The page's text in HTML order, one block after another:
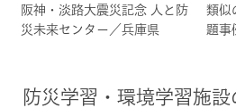
阪神・淡路大震災記念 人と防
災未来センター／兵庫県
類似
題事
防災学習・環境学習施